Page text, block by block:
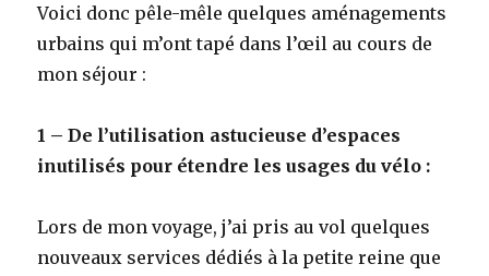
Voici donc pêle-mêle quelques aménagements
urbains qui m’ont tapé dans l’œil au cours de
mon séjour :
1 – De l’utilisation astucieuse d’espaces
inutilisés pour étendre les usages du vélo :
Lors de mon voyage, j’ai pris au vol quelques
nouveaux services dédiés à la petite reine que